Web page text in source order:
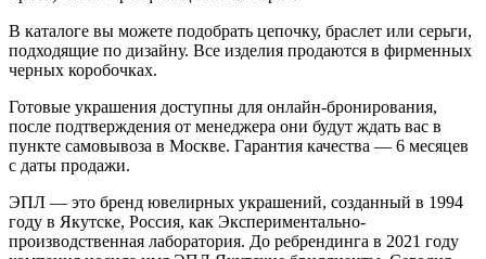
В каталоге вы можете подобрать цепочку, браслет или серьги,
подходящие по дизайну. Все изделия продаются в фирменных
черных коробочках.
Готовые украшения доступны для онлайн-бронирования,
после подтверждения от менеджера они будут ждать вас в
пункте самовывоза в Москве. Гарантия качества — 6 месяцев
с даты продажи.
ЭПЛ — это бренд ювелирных украшений, созданный в 1994
году в Якутске, Россия, как Экспериментально-
производственная лаборатория. До ребрендинга в 2021 году